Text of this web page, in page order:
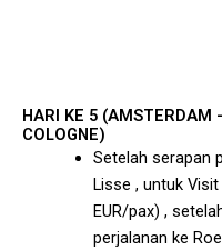
HARI KE 5 (AMSTERDAM
COLOGNE)
Setelah serapan
Lisse , untuk
EUR/pax) ,
perjalanan ke